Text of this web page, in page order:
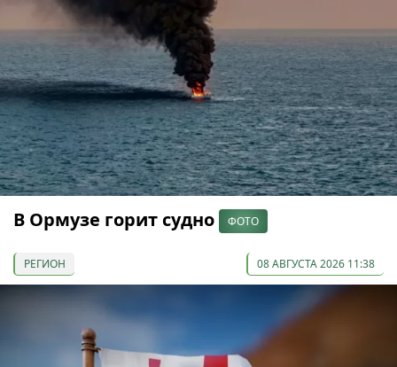
В Ормузе горит судно ФОТО
РЕГИОН 08 АВГУСТА 2026 11:38